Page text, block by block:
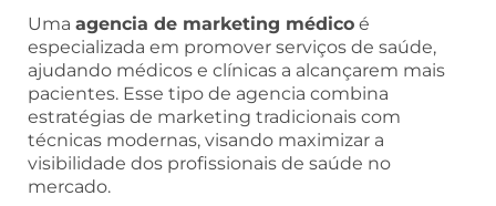
Uma agencia de marketing médico é
especializada em promover serviços de saúde,
ajudando médicos e clínicas a alcançarem mais
pacientes. Esse tipo de agencia combina
estratégias de marketing tradicionais com
técnicas modernas, visando maximizar a
visibilidade dos profissionais de saúde no
mercado.